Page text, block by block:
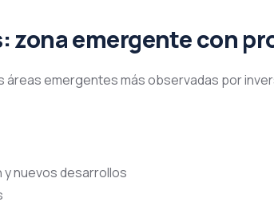
zona emergente con
áreas emergentes más observadas por
nuevos desarrollos